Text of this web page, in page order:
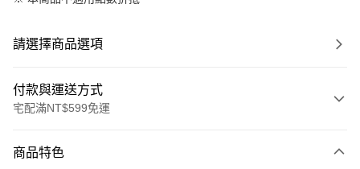
請選擇商品選項
付款與運送方式
宅配滿NT$599免運
信用卡一次付款
商品特色